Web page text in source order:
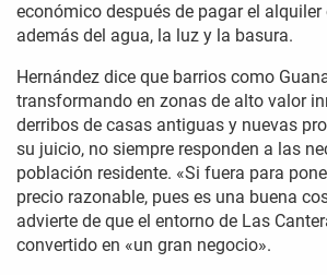
económico después de pagar el
además del agua, la luz y la basura.
Hernández dice que barrios como
transformando en zonas de alto valor
derribos de casas antiguas y nuevas
su juicio, no siempre responden a las
población residente. «Si fuera para
precio razonable, pues es una buena
advierte de que el entorno de Las
convertido en «un gran negocio».